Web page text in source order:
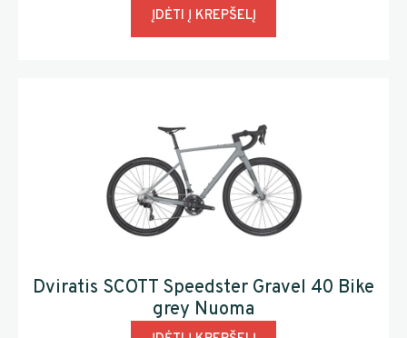
ĮDĖTI Į KREPŠELĮ
Dviratis SCOTT Speedster Gravel 40 Bike
grey Nuoma